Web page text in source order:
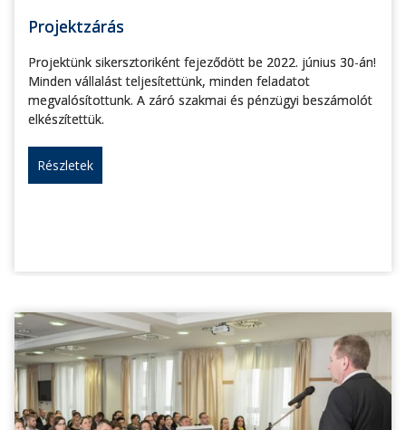
Projektzárás
Projektünk sikersztoriként fejeződött be 2022. június 30-án!
Minden vállalást teljesítettünk, minden feladatot
megvalósítottunk. A záró szakmai és pénzügyi beszámolót
elkészítettük.
Részletek